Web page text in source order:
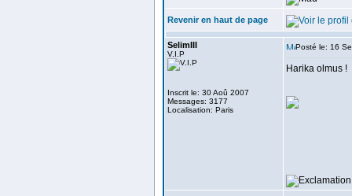
Revenir en haut de page
SelimIII
V.I.P
Inscrit le: 30 Aoû 2007
Messages: 3177
Localisation: Paris
Posté le: 16
Harika olmus !